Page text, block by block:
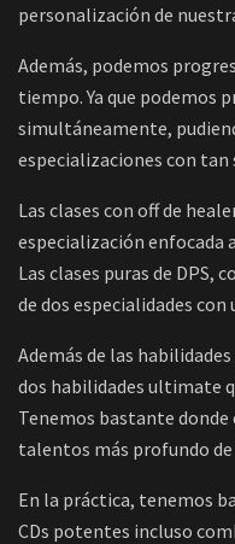
personalización de
Además, podemos
tiempo. Ya que podemos
simultáneamente,
especializaciones con tan
Las clases con off de
especialización enfocada
Las clases puras de DPS,
de dos especialidades
Además de las
dos habilidades ultimate
Tenemos bastante donde
talentos más profundo de
En la práctica, tenemos
CDs potentes incluso